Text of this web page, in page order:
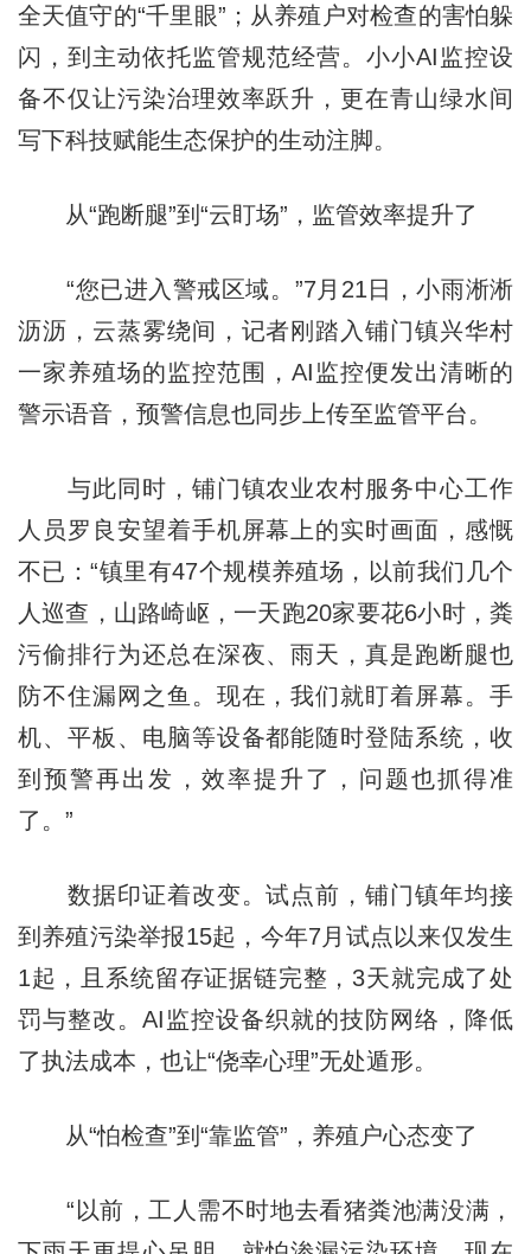
全天值守的“千里眼”；从养殖户对检查的害怕躲
闪，到主动依托监管规范经营。小小AI监控设
备不仅让污染治理效率跃升，更在青山绿水间
写下科技赋能生态保护的生动注脚。
从“跑断腿”到“云盯场”，监管效率提升了
“您已进入警戒区域。”7月21日，小雨淅淅
沥沥，云蒸雾绕间，记者刚踏入铺门镇兴华村
一家养殖场的监控范围，AI监控便发出清晰的
警示语音，预警信息也同步上传至监管平台。
与此同时，铺门镇农业农村服务中心工作
人员罗良安望着手机屏幕上的实时画面，感慨
不已：“镇里有47个规模养殖场，以前我们几个
人巡查，山路崎岖，一天跑20家要花6小时，粪
污偷排行为还总在深夜、雨天，真是跑断腿也
防不住漏网之鱼。现在，我们就盯着屏幕。手
机、平板、电脑等设备都能随时登陆系统，收
到预警再出发，效率提升了，问题也抓得准
了。”
数据印证着改变。试点前，铺门镇年均接
到养殖污染举报15起，今年7月试点以来仅发生
1起，且系统留存证据链完整，3天就完成了处
罚与整改。AI监控设备织就的技防网络，降低
了执法成本，也让“侥幸心理”无处遁形。
从“怕检查”到“靠监管”，养殖户心态变了
“以前，工人需不时地去看猪粪池满没满，